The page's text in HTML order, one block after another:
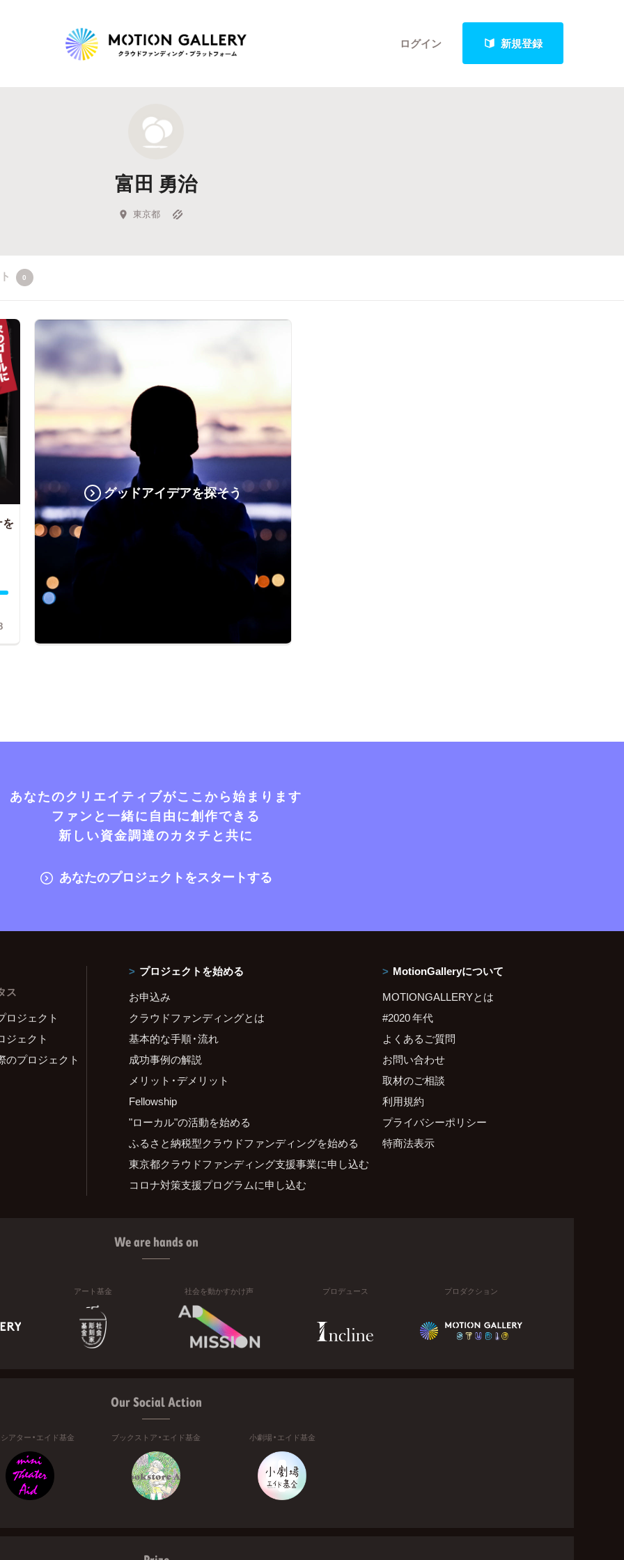
ログイン 新規登録
新着プロジェクト
Feature
キュレーターから探す
富田 勇治
東京都
0
グッドアイデアを探そう
あなたのクリエイティブがここから始まります
ファンと一緒に自由に創作できる
新しい資金調達のカタチと共に
あなたのプロジェクトをスタートする
ス
ロジェクト
ジェクト
のプロジェクト
プロジェクトを始める
お申込み
クラウドファンディングとは
基本的な手順・流れ
成功事例の解説
メリット・デメリット
Fellowship
"ローカル"の活動を始める
ふるさと納税型クラウドファンディングを始める
東京都クラウドファンディング支援事業に申し込む
コロナ対策支援プログラムに申し込む
MotionGalleryについて
MOTIONGALLERYとは
#2020 年代
よくあるご質問
お問い合わせ
取材のご相談
利用規約
プライバシーポリシー
特商法表示
We are hands on
アート基金 社会を動かすかけ声 プロデュース プロダクション
Our Social Action
アター・エイド基金 ブックストア・エイド基金 小劇場・エイド基金